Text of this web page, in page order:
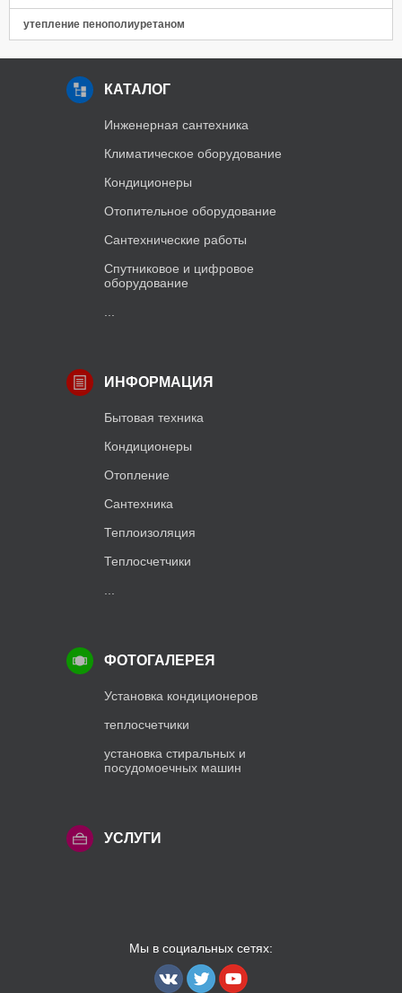
утепление пенополиуретаном
КАТАЛОГ
Инженерная сантехника
Климатическое оборудование
Кондиционеры
Отопительное оборудование
Сантехнические работы
Спутниковое и цифровое
оборудование
ИНФОРМАЦИЯ
Бытовая техника
Кондиционеры
Отопление
Сантехника
Теплоизоляция
Теплосчетчики
ФОТОГАЛЕРЕЯ
Установка кондиционеров
теплосчетчики
установка стиральных и
посудомоечных машин
УСЛУГИ
Мы в социальных сетях: